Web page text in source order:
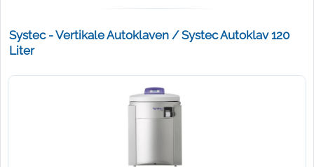
Systec - Vertikale Autoklaven / Systec Autoklav 120
Liter